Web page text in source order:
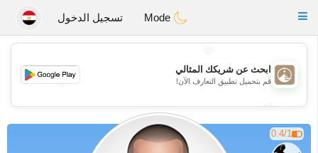
Bahebik
Toggle
تسجيل الدخول
💖
💕
💕
ابحث عن شريكك المثالي
قم بتحميل تطبيق التعارف الآن!
0.4/1